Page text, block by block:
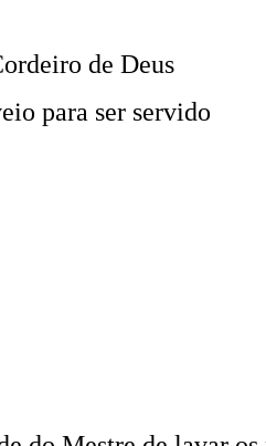
de Deus
para ser servido